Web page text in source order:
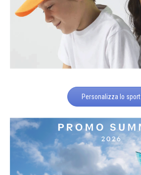
Personalizza lo sport